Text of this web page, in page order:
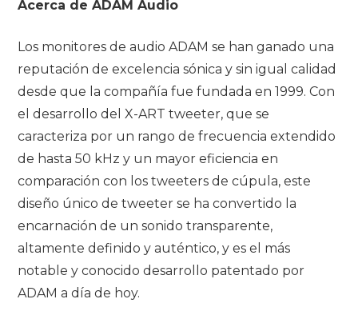
Acerca de ADAM Audio
Los monitores de audio ADAM se han ganado una
reputación de excelencia sónica y sin igual calidad
desde que la compañía fue fundada en 1999. Con
el desarrollo del X-ART tweeter, que se
caracteriza por un rango de frecuencia extendido
de hasta 50 kHz y un mayor eficiencia en
comparación con los tweeters de cúpula, este
diseño único de tweeter se ha convertido la
encarnación de un sonido transparente,
altamente definido y auténtico, y es el más
notable y conocido desarrollo patentado por
ADAM a día de hoy.